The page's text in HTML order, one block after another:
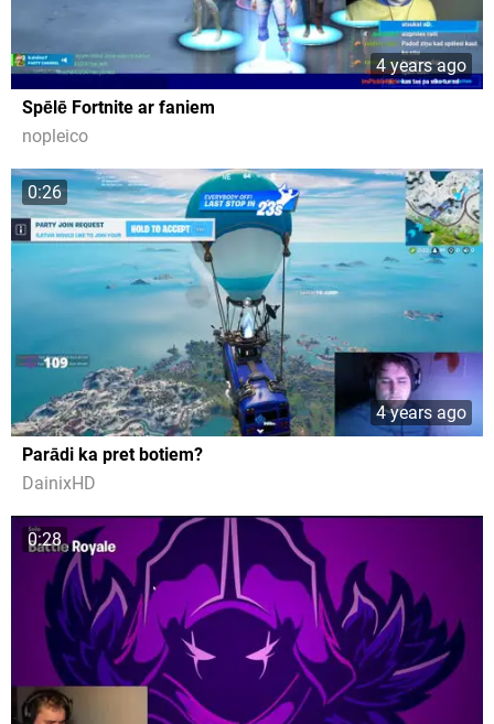
4 years ago
Spēlē Fortnite ar faniem
nopleico
0:26
4 years ago
Parādi ka pret botiem?
DainixHD
0:28